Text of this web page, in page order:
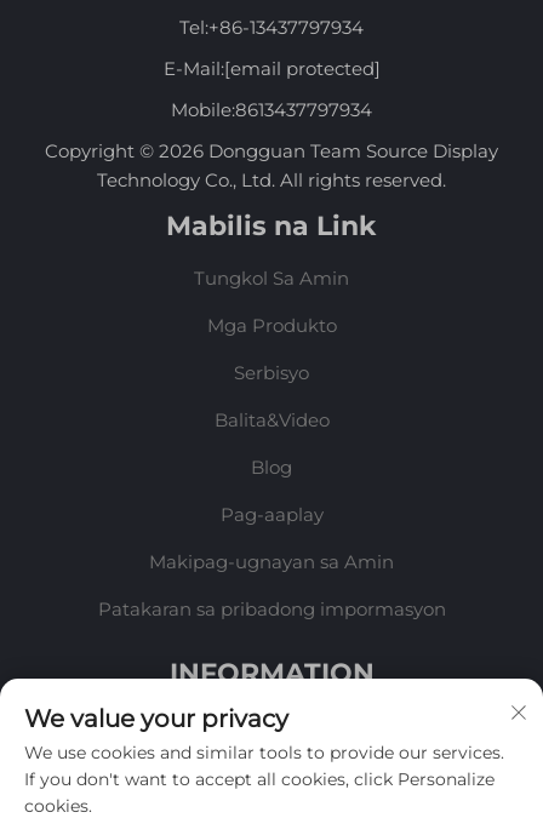
Tel:+86-13437797934
E-Mail:[email protected]
Mobile:8613437797934
Copyright © 2026 Dongguan Team Source Display
Technology Co., Ltd. All rights reserved.
Mabilis na Link
Tungkol Sa Amin
Mga Produkto
Serbisyo
Balita&Video
Blog
Pag-aaplay
Makipag-ugnayan sa Amin
Patakaran sa pribadong impormasyon
INFORMATION
Mag-sign up upang makatanggap ng aming
lingguhang newsletter
We value your privacy
We use cookies and similar tools to provide our services.
If you don't want to accept all cookies, click Personalize
cookies.